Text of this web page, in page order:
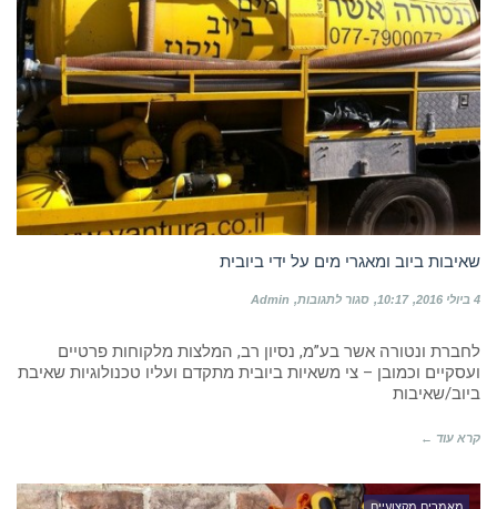
שאיבות ביוב ומאגרי מים על ידי ביובית
4 ביולי 2016 10:17 סגור לתגובות על
ומאגרי
מים
Admin
לחברת ונטורה אשר בע”מ, נסיון רב, המלצות מלקוחות פרטיים
ועסקיים וכמובן – צי משאיות ביובית מתקדם ועליו טכנולוגיות שאיבת
ביוב/שאיבות
קרא עוד ←
מאמרים מקצועיים